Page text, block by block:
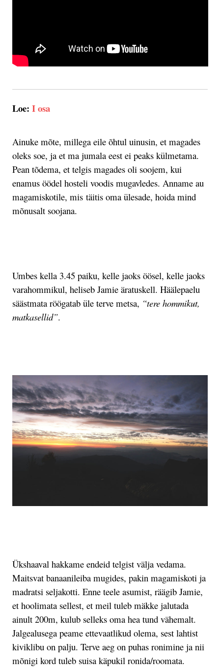
Loe: I osa
Ainuke mõte, millega eile õhtul uinusin, et magades
oleks soe, ja et ma jumala eest ei peaks külmetama.
Pean tõdema, et telgis magades oli soojem, kui
enamus öödel hosteli voodis mugavledes. Anname au
magamiskotile, mis täitis oma ülesade, hoida mind
mõnusalt soojana.
Umbes kella 3.45 paiku, kelle jaoks öösel, kelle jaoks
varahommikul, heliseb Jamie äratuskell. Häälepaelu
säästmata röögatab üle terve metsa, “tere hommikut,
matkasellid”.
Ükshaaval hakkame endeid telgist välja vedama.
Maitsvat banaanileiba mugides, pakin magamiskoti ja
madratsi seljakotti. Enne teele asumist, räägib Jamie,
et hoolimata sellest, et meil tuleb mäkke jalutada
ainult 200m, kulub selleks oma hea tund vähemalt.
Jalgealusega peame ettevaatlikud olema, sest lahtist
kiviklibu on palju. Terve aeg on puhas ronimine ja nii
mõnigi kord tuleb suisa käpukil ronida/roomata.